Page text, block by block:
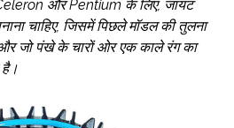
Celeron और Pentium के लिए, जायंट
चाहिए, जिसमें पिछले मॉडल की तुलना
जो पंखे के चारों ओर एक काले रंग का
है।